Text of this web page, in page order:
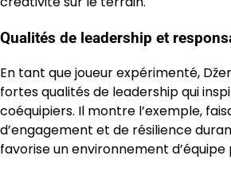
Qualités de leadership et
En tant que joueur expérimenté,
fortes qualités de leadership qui
coéquipiers. Il montre l’exemple,
d’engagement et de résilience
favorise un environnement d’équipe